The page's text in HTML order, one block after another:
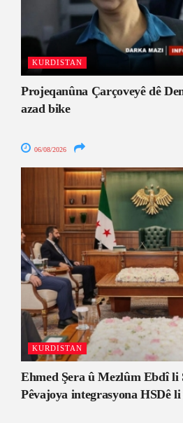
KURDISTAN
Projeqanûna Çarçoveyê dê
azad bike
06/08/2026
KURDISTAN
Ehmed Şera û Mezlûm Ebdî li
Pêvajoya integrasyona HSDê li